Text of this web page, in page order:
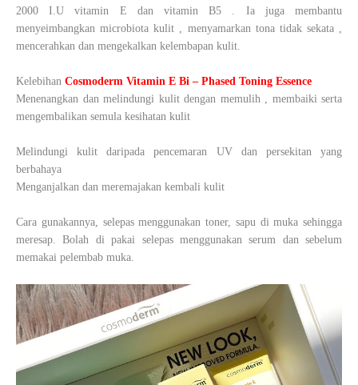
2000 I.U vitamin E dan vitamin B5 . Ia juga membantu
menyeimbangkan microbiota kulit , menyamarkan tona tidak sekata ,
mencerahkan dan mengekalkan kelembapan kulit.
Kelebihan Cosmoderm Vitamin E Bi – Phased Toning Essence
Menenangkan dan melindungi kulit dengan memulih , membaiki serta
mengembalikan semula kesihatan kulit
Melindungi kulit daripada pencemaran UV dan persekitan yang
berbahaya
Menganjalkan dan meremajakan kembali kulit
Cara gunakannya, selepas menggunakan toner, sapu di muka sehingga
meresap. Bolah di pakai selepas menggunakan serum dan sebelum
memakai pelembab muka.